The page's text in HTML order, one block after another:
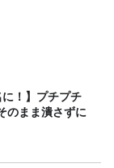
に！】プチプチ
のまま潰さずに